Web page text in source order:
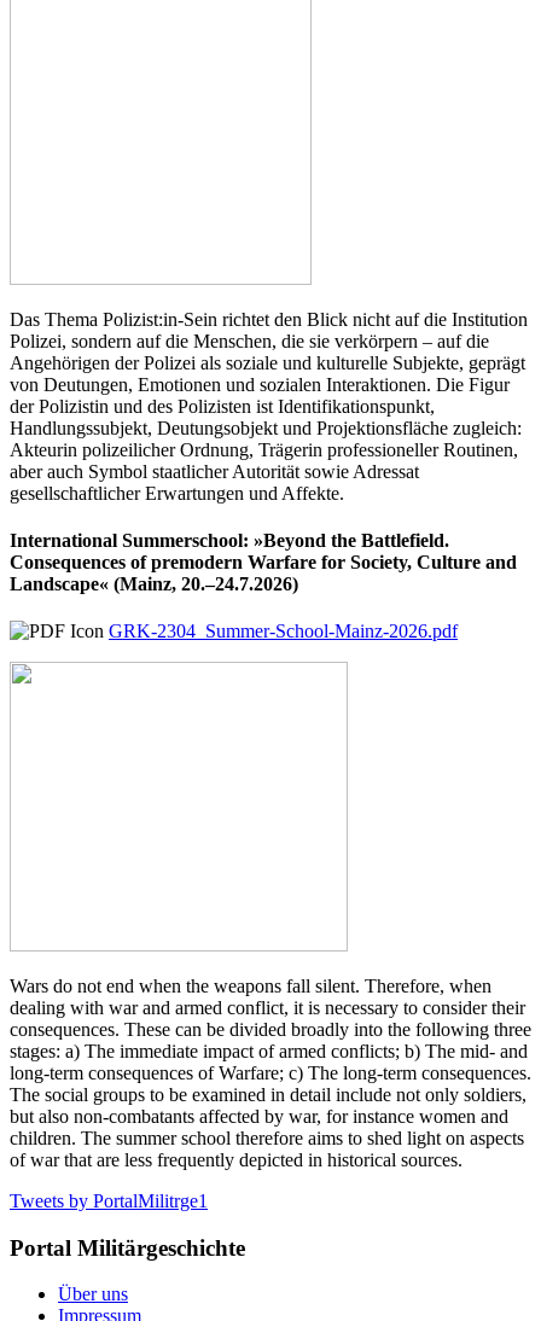
Das Thema Polizist:in-Sein richtet den Blick nicht auf die Institution
Polizei, sondern auf die Menschen, die sie verkörpern – auf die
Angehörigen der Polizei als soziale und kulturelle Subjekte, geprägt
von Deutungen, Emotionen und sozialen Interaktionen. Die Figur
der Polizistin und des Polizisten ist Identifikationspunkt,
Handlungssubjekt, Deutungsobjekt und Projektionsfläche zugleich:
Akteurin polizeilicher Ordnung, Trägerin professioneller Routinen,
aber auch Symbol staatlicher Autorität sowie Adressat
gesellschaftlicher Erwartungen und Affekte.
International Summerschool: »Beyond the Battlefield.
Consequences of premodern Warfare for Society, Culture and
Landscape« (Mainz, 20.–24.7.2026)
GRK-2304_Summer-School-Mainz-2026.pdf
Wars do not end when the weapons fall silent. Therefore, when
dealing with war and armed conflict, it is necessary to consider their
consequences. These can be divided broadly into the following three
stages: a) The immediate impact of armed conflicts; b) The mid- and
long-term consequences of Warfare; c) The long-term consequences.
The social groups to be examined in detail include not only soldiers,
but also non-combatants affected by war, for instance women and
children. The summer school therefore aims to shed light on aspects
of war that are less frequently depicted in historical sources.
Tweets by PortalMilitrge1
Portal Militärgeschichte
Über uns
Impressum